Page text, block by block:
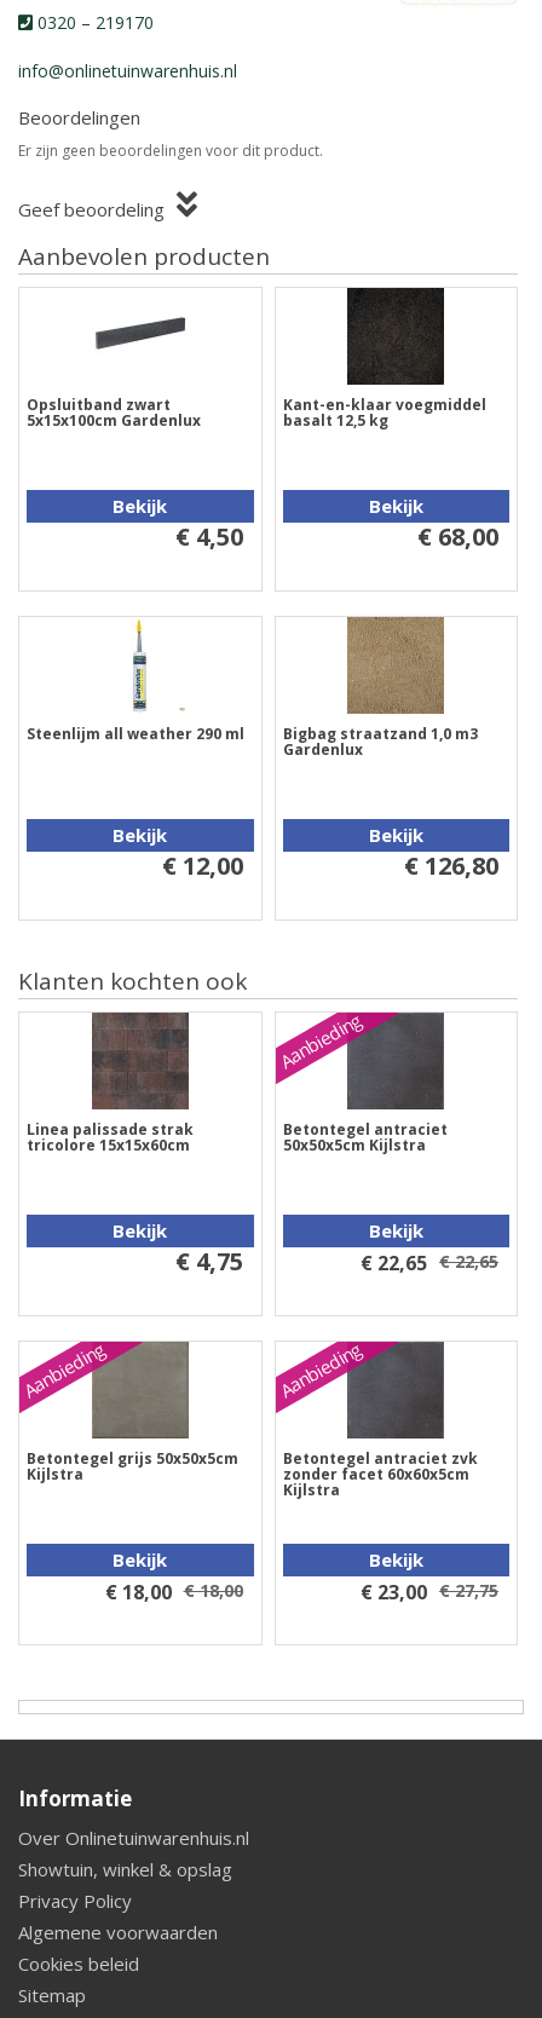
0320 – 219170
info@onlinetuinwarenhuis.nl
Beoordelingen
Er zijn geen beoordelingen voor dit product.
Geef beoordeling
Aanbevolen producten
Opsluitband zwart
5x15x100cm Gardenlux
Bekijk
€ 4,50
Kant-en-klaar voegmiddel
basalt 12,5 kg
Bekijk
€ 68,00
Steenlijm all weather 290 ml
Bekijk
€ 12,00
Bigbag straatzand 1,0 m3
Gardenlux
Bekijk
€ 126,80
Klanten kochten ook
Linea palissade strak
tricolore 15x15x60cm
Bekijk
€ 4,75
Aanbieding
Betontegel antraciet
50x50x5cm Kijlstra
Bekijk
€ 22,65 € 22,65
Aanbieding
Betontegel grijs 50x50x5cm
Kijlstra
Bekijk
€ 18,00 € 18,00
Aanbieding
Betontegel antraciet zvk
zonder facet 60x60x5cm
Kijlstra
Bekijk
€ 23,00 € 27,75
Informatie
Over Onlinetuinwarenhuis.nl
Showtuin, winkel & opslag
Privacy Policy
Algemene voorwaarden
Cookies beleid
Sitemap